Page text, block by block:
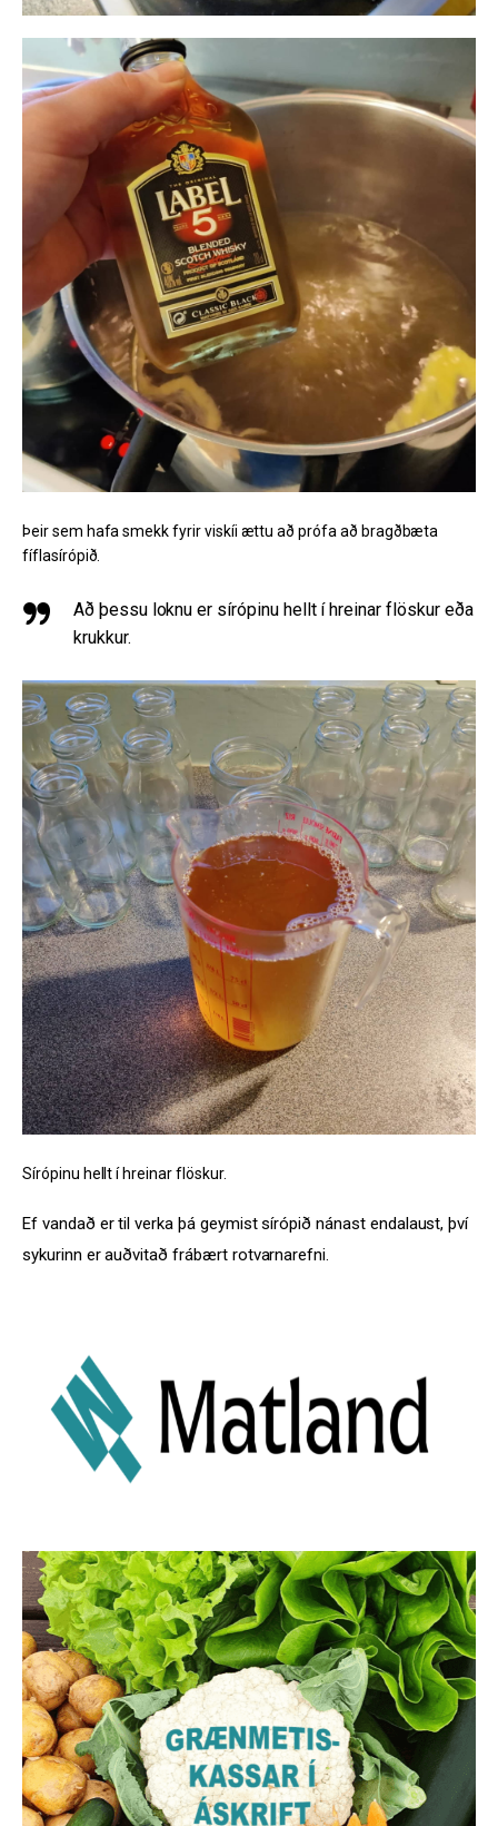
Þeir sem hafa smekk fyrir viskíi ættu að prófa að bragðbæta
fíflasírópið.
Að þessu loknu er sírópinu hellt í hreinar flöskur eða
krukkur.
Sírópinu hellt í hreinar flöskur.
Ef vandað er til verka þá geymist sírópið nánast endalaust, því
sykurinn er auðvitað frábært rotvarnarefni.